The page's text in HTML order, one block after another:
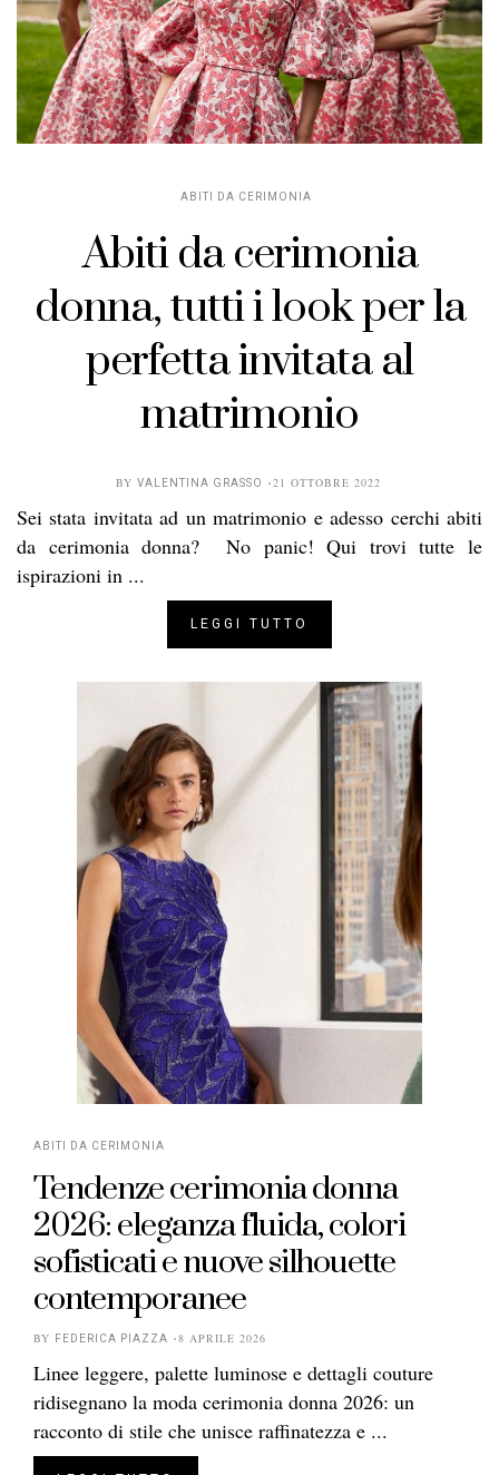
ABITI DA CERIMONIA
Abiti da cerimonia
donna, tutti i look per la
perfetta invitata al
matrimonio
BY VALENTINA GRASSO 21 OTTOBRE 2022
Sei stata invitata ad un matrimonio e adesso cerchi abiti
da cerimonia donna? No panic! Qui trovi tutte le
ispirazioni in ...
LEGGI TUTTO
ABITI DA CERIMONIA
Tendenze cerimonia donna
2026: eleganza fluida, colori
sofisticati e nuove silhouette
contemporanee
BY FEDERICA PIAZZA 8 APRILE 2026
Linee leggere, palette luminose e dettagli couture
ridisegnano la moda cerimonia donna 2026: un
racconto di stile che unisce raffinatezza e ...